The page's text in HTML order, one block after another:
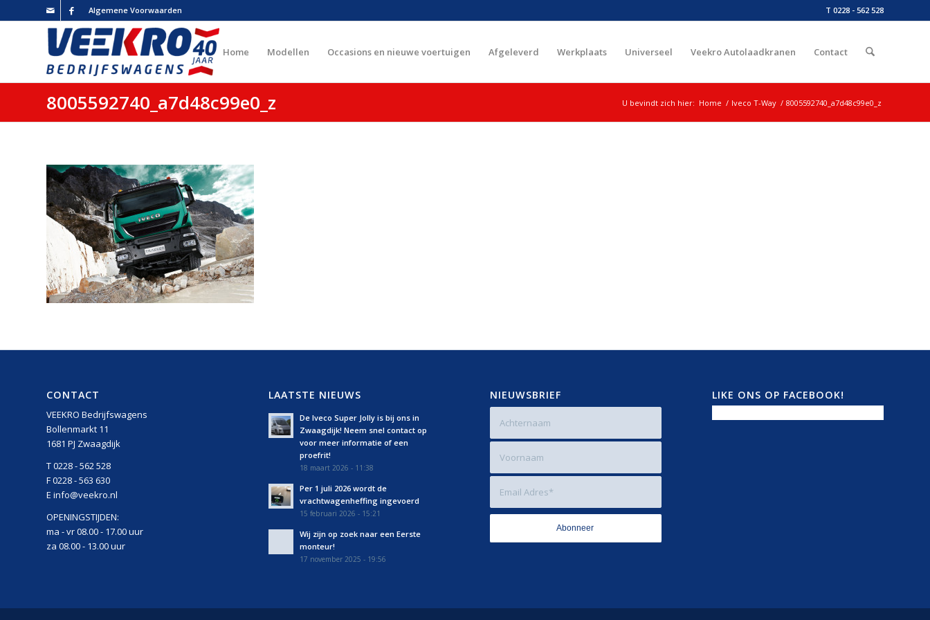
Algemene Voorwaarden T 0228 - 562 528
Home Modellen Occasions en nieuwe voertuigen Afgeleverd Werkplaats Universeel Veekro Autolaadkranen Contact
8005592740_a7d48c99e0_z U bevindt zich hier: Home / Iveco T-Way / 8005592740_a7d48c99e0_z
CONTACT
VEEKRO Bedrijfswagens
Bollenmarkt 11
1681 PJ Zwaagdijk
T 0228 - 562 528
F 0228 - 563 630
E info@veekro.nl
OPENINGSTIJDEN:
ma - vr 08.00 - 17.00 uur
za 08.00 - 13.00 uur
LAATSTE NIEUWS
De Iveco Super Jolly is bij ons in
Zwaagdijk! Neem snel contact op
voor meer informatie of een
proefrit!
18 maart 2026 - 11:38
Per 1 juli 2026 wordt de
vrachtwagenheffing ingevoerd
15 februari 2026 - 15:21
Wij zijn op zoek naar een Eerste
monteur!
17 november 2025 - 19:56
NIEUWSBRIEF LIKE ONS OP FACEBOOK!